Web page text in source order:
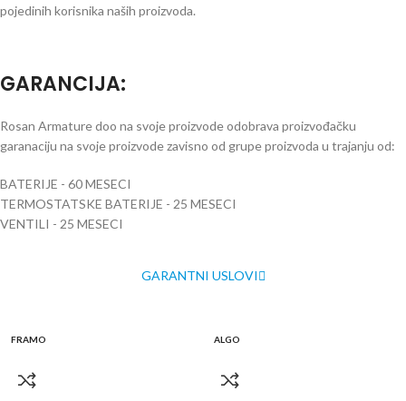
pojedinih korisnika naših proizvoda.
GARANCIJA:
Rosan Armature doo na svoje proizvode odobrava proizvođačku
garanaciju na svoje proizvode zavisno od grupe proizvoda u trajanju od:
BATERIJE - 60 MESECI
TERMOSTATSKE BATERIJE - 25 MESECI
VENTILI - 25 MESECI
GARANTNI USLOVI
FRAMO ALGO